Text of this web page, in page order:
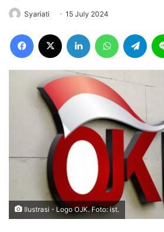
Syariati 15 July 2024
Facebook LinkedIn WhatsApp
Ilustrasi - Logo OJK. Foto: ist.